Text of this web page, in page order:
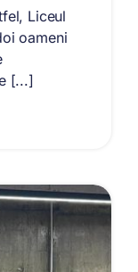
Liceul
oameni
[...]